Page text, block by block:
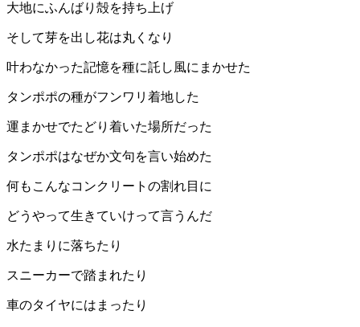
大地にふんばり殻を持ち上げ
そして芽を出し花は丸くなり
叶わなかった記憶を種に託し風にまかせた
タンポポの種がフンワリ着地した
運まかせでたどり着いた場所だった
タンポポはなぜか文句を言い始めた
何もこんなコンクリートの割れ目に
どうやって生きていけって言うんだ
水たまりに落ちたり
スニーカーで踏まれたり
車のタイヤにはまったり